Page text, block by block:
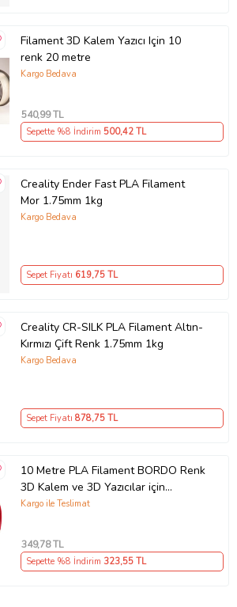
Filament 3D Kalem Yazıcı Için 10
renk 20 metre
Kargo Bedava
540,99 TL
Sepette %8 İndirim 500,42 TL
Creality Ender Fast PLA Filament
Mor 1.75mm 1kg
Kargo Bedava
Sepet Fiyatı 619,75 TL
Creality CR-SILK PLA Filament Altın-
Kırmızı Çift Renk 1.75mm 1kg
Kargo Bedava
Sepet Fiyatı 878,75 TL
10 Metre PLA Filament BORDO Renk
3D Kalem ve 3D Yazıcılar için
Uygundur
Kargo ile Teslimat
349,78 TL
Sepette %8 İndirim 323,55 TL